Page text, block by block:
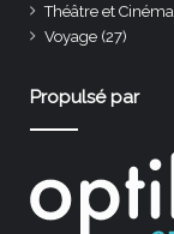
Théâtre et Cinéma
Voyage (27)
Propulsé par